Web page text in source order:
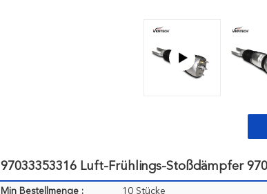
97033353316 Luft-Frühlings-Stoßdämpfer
Min Bestellmenge : 10 Stücke